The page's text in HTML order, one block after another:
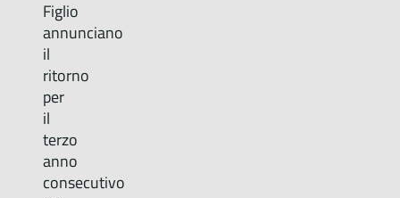
Figlio
annunciano
il
ritorno
per
il
terzo
anno
consecutivo